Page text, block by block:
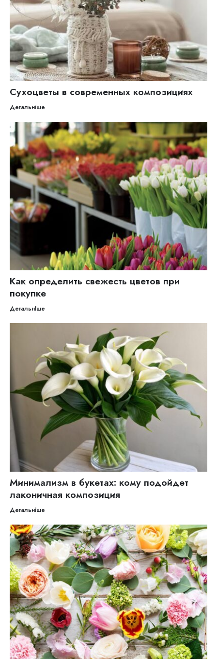
Сухоцветы в современных композициях
Детальніше
Как определить свежесть цветов при
покупке
Детальніше
Минимализм в букетах: кому подойдет
лаконичная композиция
Детальніше